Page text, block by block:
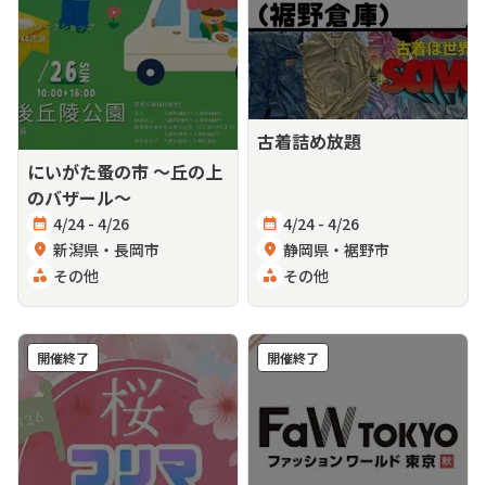
にいがた蚤の市 〜丘の上
のバザール〜
calendar_month 4/24 - 4/26
location_on 新潟県・長岡市
category その他
古着詰め放題
calendar_month 4/24 - 4/26
location_on 静岡県・裾野市
category その他
開催終了 開催終了